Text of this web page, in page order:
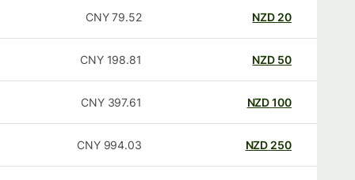
20
NZD
79.52
CNY
50
NZD
198.81
CNY
100
NZD
397.61
CNY
250
NZD
994.03
CNY